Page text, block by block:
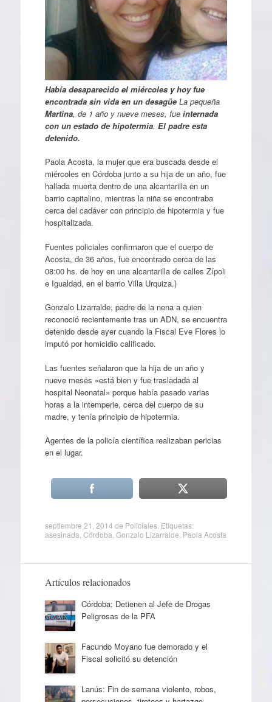
Había desaparecido el miércoles y hoy fue
encontrada sin vida en un desagüeLa pequeña
Martina, de 1 año y nueve meses, fue internada
con un estado de hipotermia. El padre esta
detenido.
Paola Acosta, la mujer que era buscada desde el
miércoles en Córdoba junto a su hija de un año, fue
hallada muerta dentro de una alcantarilla en un
barrio capitalino, mientras la niña se encontraba
cerca del cadáver con principio de hipotermia y fue
hospitalizada.
Fuentes policiales confirmaron que el cuerpo de
Acosta, de 36 años, fue encontrado cerca de las
08:00 hs. de hoy en una alcantarilla de calles Zípoli
e Igualdad, en el barrio Villa Urquiza.}
Gonzalo Lizarralde, padre de la nena a quien
reconoció recientemente tras un ADN, se encuentra
detenido desde ayer cuando la Fiscal Eve Flores lo
imputó por homicidio calificado.
Las fuentes señalaron que la hija de un año y
nueve meses «está bien y fue trasladada al
hospital Neonatal» porque había pasado varias
horas a la intemperie, cerca del cuerpo de su
madre, y tenía principio de hipotermia.
Agentes de la policía científica realizaban pericias
en el lugar.
septiembre 21, 2014 de Policiales. Etiquetas:
asesinada Córdoba Gonzalo Lizarralde Paola Acosta
Artículos relacionados
Córdoba: Detienen al Jefe de Drogas
Peligrosas de la PFA
Facundo Moyano fue demorado y el
Fiscal solicitó su detención
Lanús: Fin de semana violento, robos,